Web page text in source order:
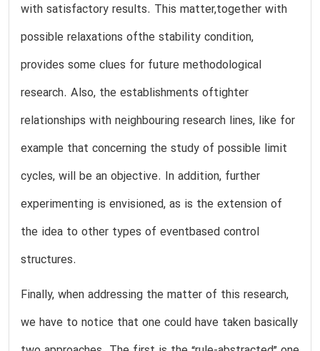
with satisfactory results. This matter,together with
possible relaxations ofthe stability condition,
provides some clues for future methodological
research. Also, the establishments oftighter
relationships with neighbouring research lines, like for
example that concerning the study of possible limit
cycles, will be an objective. In addition, further
experimenting is envisioned, as is the extension of
the idea to other types of eventbased control
structures.
Finally, when addressing the matter of this research,
we have to notice that one could have taken basically